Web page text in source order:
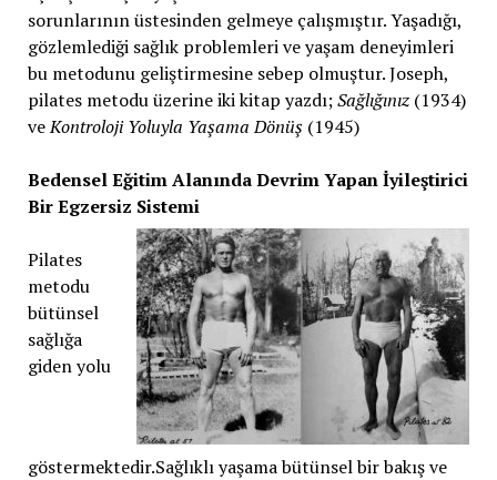
sorunlarının üstesinden gelmeye çalışmıştır. Yaşadığı,
gözlemlediği sağlık problemleri ve yaşam deneyimleri
bu metodunu geliştirmesine sebep olmuştur. Joseph,
pilates metodu üzerine iki kitap yazdı;Sağlığınız(1934)
veKontroloji Yoluyla Yaşama Dönüş(1945)
Bedensel Eğitim Alanında Devrim Yapan İyileştirici
Bir Egzersiz Sistemi
Pilates
metodu
bütünsel
sağlığa
giden yolu
göstermektedir.Sağlıklı yaşama bütünsel bir bakış ve